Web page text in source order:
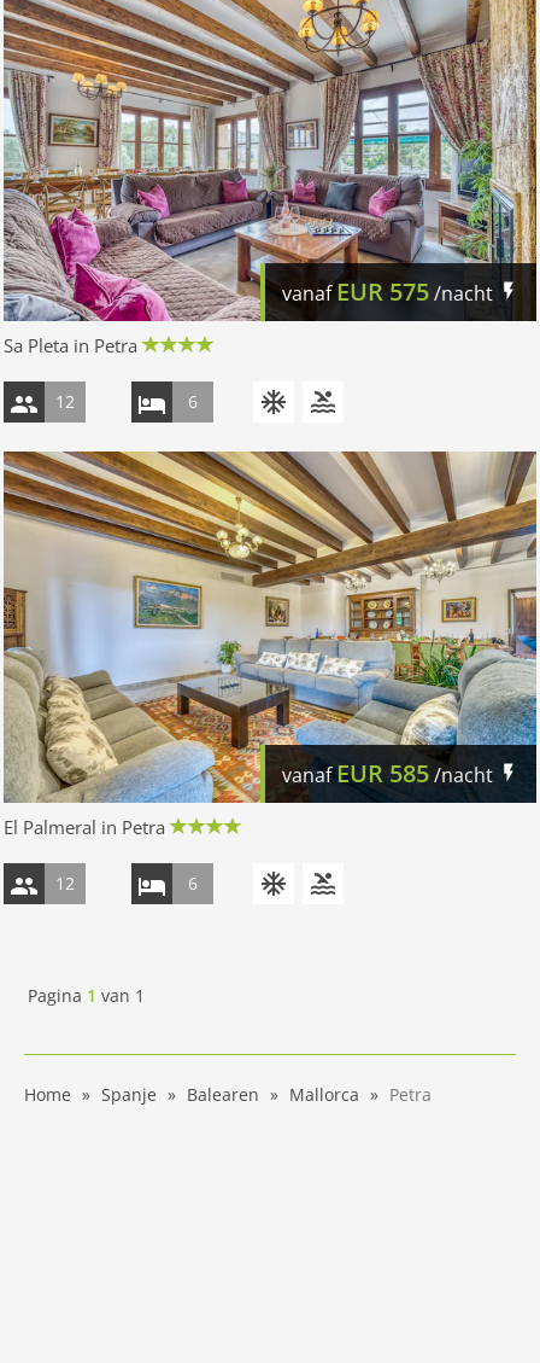
vanafEUR 575/nacht
Sa Pleta in Petra
12 6
vanafEUR 585/nacht
El Palmeral in Petra
12 6
Pagina 1 van 1
Home Spanje Balearen Mallorca Petra